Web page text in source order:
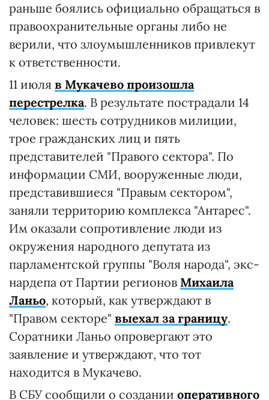
раньше боялись официально обращаться в
правоохранительные органы либо не
верили, что злоумышленников привлекут
к ответственности.
11 июля в Мукачево произошла
перестрелка. В результате пострадали 14
человек: шесть сотрудников милиции,
трое гражданских лиц и пять
представителей "Правого сектора". По
информации СМИ, вооруженные люди,
представившиеся "Правым сектором",
заняли территорию комплекса "Антарес".
Им оказали сопротивление люди из
окружения народного депутата из
парламентской группы "Воля народа", экс-
нардепа от Партии регионов Михаила
Ланьо, который, как утверждают в
"Правом секторе" выехал за границу.
Соратники Ланьо опровергают это
заявление и утверждают, что тот
находится в Мукачево.
В СБУ сообщили о создании оперативного